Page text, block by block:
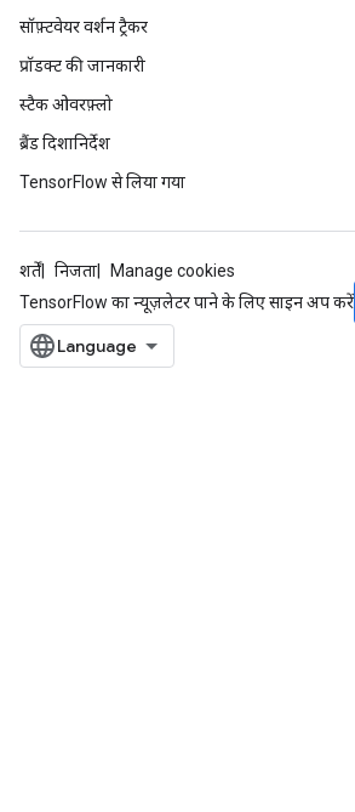
सॉफ़्टवेयर वर्शन ट्रैकर
प्रॉडक्ट की जानकारी
स्टैक ओवरफ़्लो
ब्रैंड दिशानिर्देश
TensorFlow से लिया गया
शर्तें निजता
Manage cookies
TensorFlow का न्यूज़लेटर पाने के लिए साइन अप करें